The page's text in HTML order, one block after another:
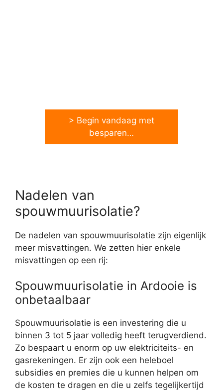
> Begin vandaag met
besparen…
Nadelen van
spouwmuurisolatie?
De nadelen van spouwmuurisolatie zijn eigenlijk
meer misvattingen. We zetten hier enkele
misvattingen op een rij:
Spouwmuurisolatie in Ardooie is
onbetaalbaar
Spouwmuurisolatie is een investering die u
binnen 3 tot 5 jaar volledig heeft terugverdiend.
Zo bespaart u enorm op uw elektriciteits- en
gasrekeningen. Er zijn ook een heleboel
subsidies en premies die u kunnen helpen om
de kosten te dragen en die u zelfs tegelijkertijd